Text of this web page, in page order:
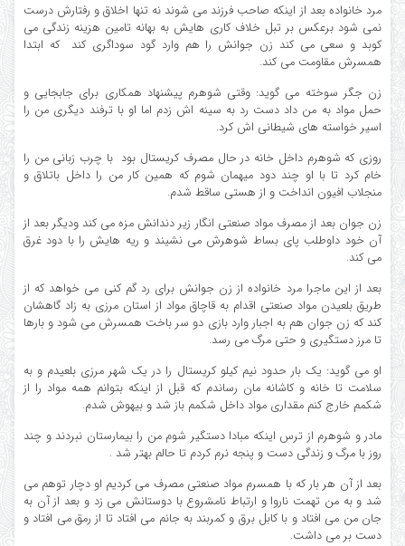
مرد خانواده بعد از اینکه صاحب فرزند می شوند نه تنها اخلاق و رفتارش درست
نمی شود برعکس بر تبل خلاف ‌کاری هایش به بهانه تامین هزینه زندگی می
کوبد و سعی می کند زن جوانش را هم وارد گود سوداگری کند که ابتدا
همسرش مقاومت می کند.
زن جگر سوخته می گوید: وقتی شوهرم‌ پیشنهاد همکاری برای جابجایی و
حمل مواد به من داد دست رد به سینه اش زدم اما او با ترفند دیگری من را
اسیر خواسته های شیطانی اش کرد.
روزی که شوهرم داخل خانه در حال مصرف کریستال بود با چرب زبانی من را
خام کرد تا با او چند دود میهمان شوم که همین کار من را داخل باتلاق و
منجلاب افیون انداخت و از هستی ساقط شدم.
زن جوان بعد از مصرف مواد صنعتی انگار زیر دندانش مزه می کند ودیگر بعد از
آن خود داوطلب پای بساط شوهرش می نشیند و ریه هایش را با دود غرق
می کند.
بعد از این ماجرا مرد خانواده از زن جوانش برای رد گم کنی می خواهد که از
طریق بلعیدن مواد صنعتی اقدام به قاچاق مواد از استان مرزی به زاد گاهشان
کند که زن جوان هم به اجبار وارد بازی دو سر باخت همسرش می شود و بارها
تا مرز دستگیری و حتی مرگ می رسد.
او می گوید: یک بار حدود نیم کیلو کریستال را در یک شهر مرزی بلعیدم و به
سلامت تا خانه و کاشانه مان رساندم که قبل از اینکه بتوانم همه مواد را از
شکمم خارج کنم مقداری مواد داخل شکمم باز شد و بیهوش شدم.
مادر و شوهرم از ترس اینکه مبادا دستگیر شوم من را بیمارستان نبردند و چند
روز با مرگ و زندگی دست و پنجه نرم کردم تا حالم بهتر شد .
بعد از آن هر بار که با همسرم مواد صنعتی مصرف می کردیم او دچار توهم می
شد و به من تهمت ناروا و ارتباط نامشروع با دوستانش می زد و بعد از آن به
جان من می افتاد و با کابل برق و کمربند به جانم می افتاد تا از رمق می افتاد و
دست بر می داشت.